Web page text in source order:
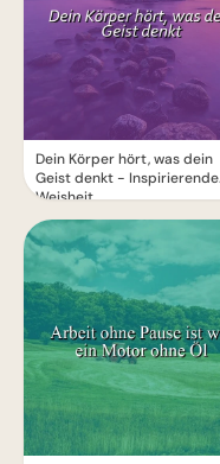
Dein Körper hört, was dein
Geist denkt - Inspirierende
Weisheit